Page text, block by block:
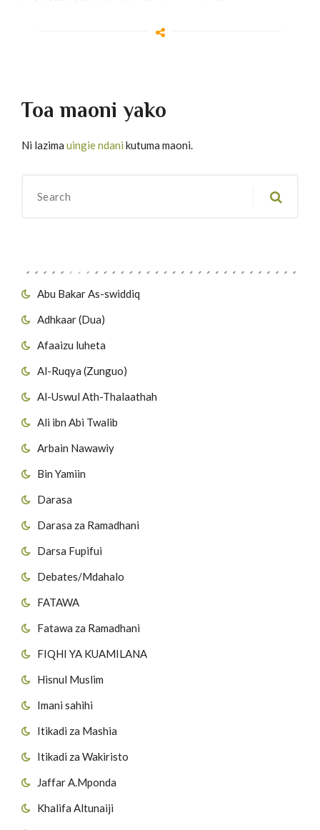
Abu Bakar As-swiddiq
Adhkaar (Dua)
Afaaizu luheta
Al-Ruqya (Zunguo)
Al-Uswul Ath-Thalaathah
Ali ibn Abi Twalib
Arbain Nawawiy
Bin Yamiin
Darasa
Darasa za Ramadhani
Darsa Fupifui
Debates/Mdahalo
FATAWA
Fatawa za Ramadhani
FIQHI YA KUAMILANA
Hisnul Muslim
Imani sahihi
Itikadi za Mashia
Itikadi za Wakiristo
Jaffar A.Mponda
Khalifa Altunaiji
Toa maoni yako
Ni lazima uingie ndani kutuma maoni.